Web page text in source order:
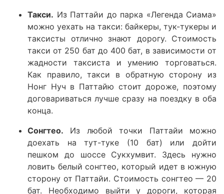
Такси. Из Паттайи до парка «Легенда Сиама»
можно уехать на такси: байкеры, тук-тукеры и
таксисты отлично знают дорогу. Стоимость
такси от 250 бат до 400 бат, в зависимости от
жадности таксиста и умению торговаться.
Как правило, такси в обратную сторону из
Нонг Нуч в Паттайю стоит дороже, поэтому
договариваться лучше сразу на поездку в оба
конца.
Сонгтео. Из любой точки Паттайи можно
доехать на тут-туке (10 бат) или дойти
пешком до шоссе Cукxумвит. Здесь нужно
ловить белый coнгтeo, который идет в южную
сторону от Паттайи. Стоимость сонгтео — 20
бат. Необходимо выйти у дороги, которая